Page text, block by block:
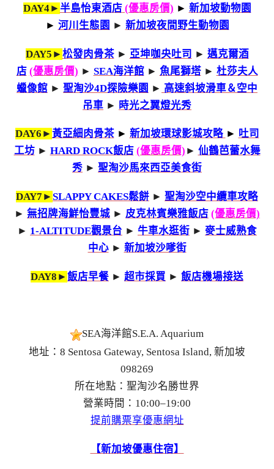
DAY4► 半島怡東酒店(優惠房價) ► 新加坡動物園
► 河川生態園 ► 新加坡夜間野生動物園
DAY5► 松發肉骨茶► 亞坤咖央吐司 ► 邁克爾酒
店 (優惠房價) ► SEA海洋館► 魚尾獅塔► 杜莎夫人
蠟像館 ► 聖淘沙4D探險樂園 ► 高速斜坡滑車＆空中
吊車 ► 時光之翼燈光秀
DAY6► 黃亞細肉骨茶 ► 新加坡環球影城攻略 ► 吐司
工坊► HARD ROCK飯店 (優惠房價) ► 仙鶴芭蕾水舞
秀 ► 聖淘沙馬來西亞美食街
DAY7► SLAPPY CAKES鬆餅 ► 聖淘沙空中纜車攻略
► 無招牌海鮮怡豐城 ► 皮克林賓樂雅飯店 (優惠房價)
► 1-ALTITUDE觀景台 ► 牛車水逛街 ► 麥士威熟食
中心► 新加坡沙嗲街
DAY8► 飯店早餐 ► 超市採買 ► 飯店機場接送
SEA海洋館S.E.A. Aquarium
地址：8 Sentosa Gateway, Sentosa Island, 新加坡
098269
所在地點：聖淘沙名勝世界
營業時間：10:00–19:00
提前購票享優惠網址
【新加坡優惠住宿】